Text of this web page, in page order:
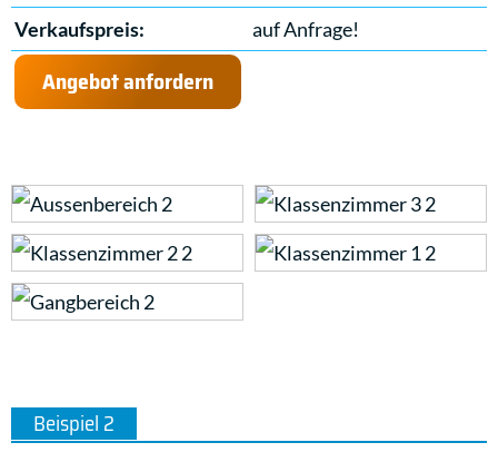
Verkaufspreis: auf Anfrage!
Angebot anfordern
Beispiel 2